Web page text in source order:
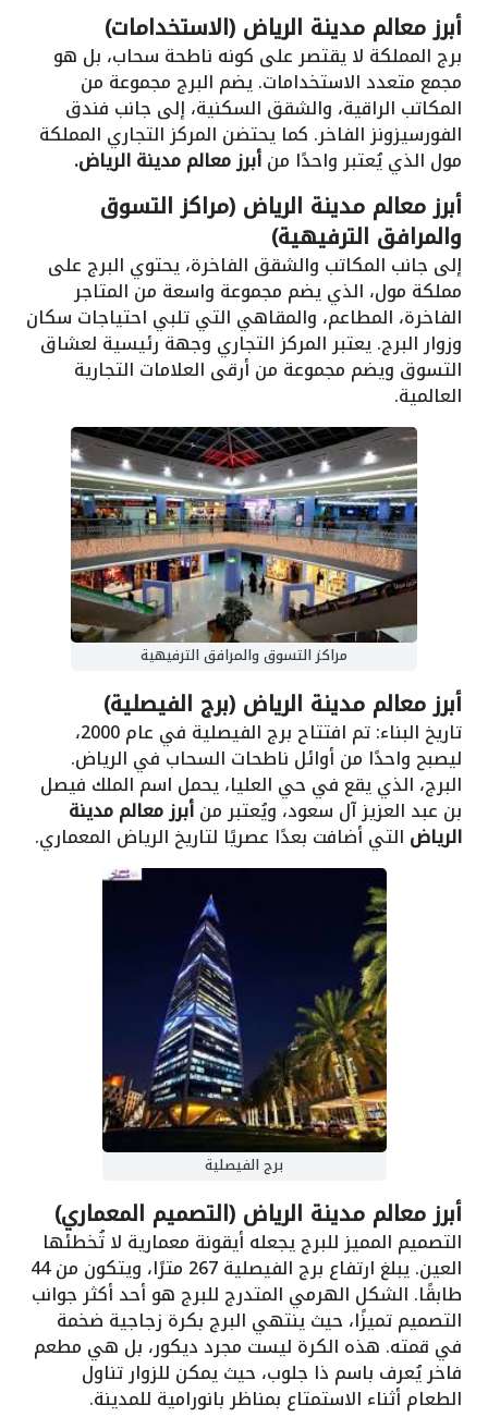
أبرز معالم مدينة الرياض (الاستخدامات)
برج المملكة لا يقتصر على كونه ناطحة سحاب، بل هو
مجمع متعدد الاستخدامات. يضم البرج مجموعة من
المكاتب الراقية، والشقق السكنية، إلى جانب فندق
الفورسيزونز الفاخر. كما يحتضن المركز التجاري المملكة
مول الذي يُعتبر واحدًا منأبرز معالم مدينة الرياض.
أبرز معالم مدينة الرياض (مراكز التسوق
والمرافق الترفيهية)
إلى جانب المكاتب والشقق الفاخرة، يحتوي البرج على
مملكة مول، الذي يضم مجموعة واسعة من المتاجر
الفاخرة، المطاعم، والمقاهي التي تلبي احتياجات سكان
وزوار البرج. يعتبر المركز التجاري وجهة رئيسية لعشاق
التسوق ويضم مجموعة من أرقى العلامات التجارية
العالمية.
مراكز التسوق والمرافق الترفيهية
أبرز معالم مدينة الرياض (برج الفيصلية)
تاريخ البناء: تم افتتاح برج الفيصلية في عام 2000،
ليصبح واحدًا من أوائل ناطحات السحاب في الرياض.
البرج، الذي يقع في حي العليا، يحمل اسم الملك فيصل
بن عبد العزيز آل سعود، ويُعتبر منأبرز معالم مدينة
الرياض التي أضافت بعدًا عصريًا لتاريخ الرياض المعماري.
برج الفيصلية
أبرز معالم مدينة الرياض (التصميم المعماري)
التصميم المميز للبرج يجعله أيقونة معمارية لا تُخطئها
العين. يبلغ ارتفاع برج الفيصلية 267 مترًا، ويتكون من 44
طابقًا. الشكل الهرمي المتدرج للبرج هو أحد أكثر جوانب
التصميم تميزًا، حيث ينتهي البرج بكرة زجاجية ضخمة
في قمته. هذه الكرة ليست مجرد ديكور، بل هي مطعم
فاخر يُعرف باسم ذا جلوب، حيث يمكن للزوار تناول
الطعام أثناء الاستمتاع بمناظر بانورامية للمدينة.